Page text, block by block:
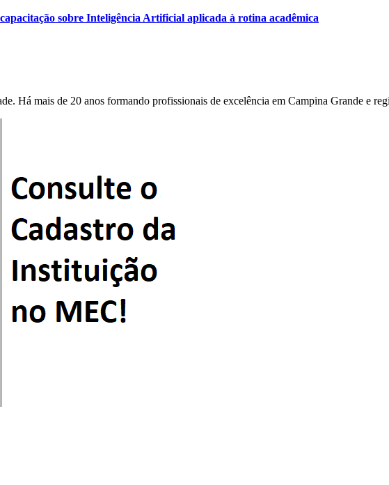
sobre Inteligência Artificial aplicada à rotina acadêmica
Há mais de 20 anos formando profissionais de excelência em Campina Grande e